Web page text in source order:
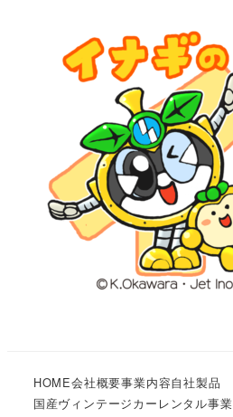
HOME会社概要事業内容自社製品
国産ヴィンテージカーレンタル事業